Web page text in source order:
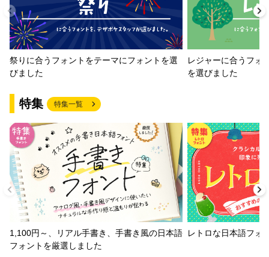
祭りに合うフォントをテーマにフォントを選
びました
レジャーに合うフォ
を選びました
特集 特集一覧
1,100円～、リアル手書き、手書き風の日本語
フォントを厳選しました
レトロな日本語フォ